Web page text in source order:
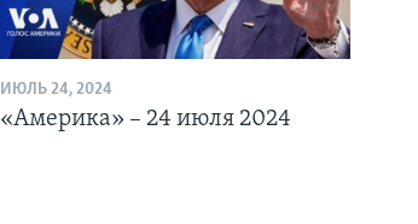
ИЮЛЬ 24, 2024
«Америка» – 24 июля 2024